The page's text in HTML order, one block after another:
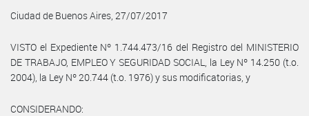
Ciudad de Buenos Aires, 27/07/2017
VISTO el Expediente Nº 1.744.473/16 del Registro del MINISTERIO
DE TRABAJO, EMPLEO Y SEGURIDAD SOCIAL, la Ley Nº 14.250 (t.o.
2004), la Ley Nº 20.744 (t.o. 1976) y sus modificatorias, y
CONSIDERANDO: